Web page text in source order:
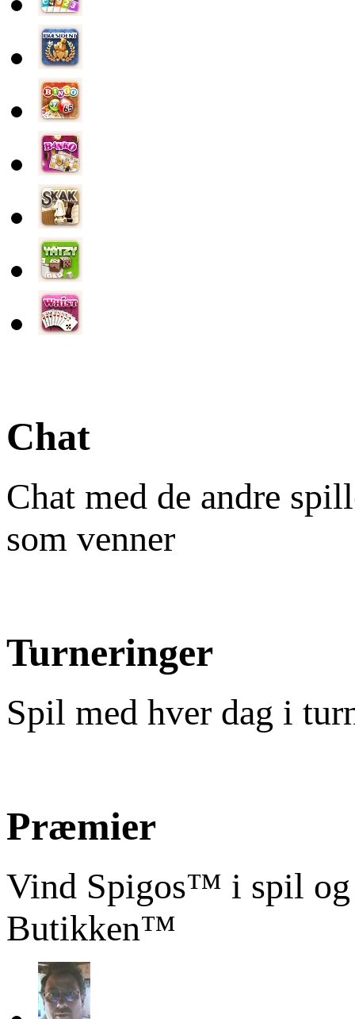
Chat
Chat med de andre
som venner
Turneringer
Spil med hver dag i
Præmier
Vind Spigos™ i spil og
Butikken™